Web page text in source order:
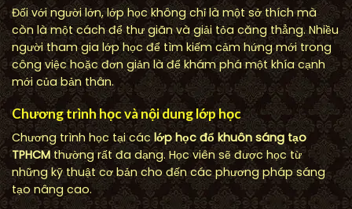
Đối với người lớn, lớp học không chỉ là một sở thích mà
còn là một cách để thư giãn và giải tỏa căng thẳng. Nhiều
người tham gia lớp học để tìm kiếm cảm hứng mới trong
công việc hoặc đơn giản là để khám phá một khía cạnh
mới của bản thân.
Chương trình học và nội dung lớp học
Chương trình học tại các lớp học đổ khuôn sáng tạo
TPHCMthường rất đa dạng. Học viên sẽ được học từ
những kỹ thuật cơ bản cho đến các phương pháp sáng
tạo nâng cao.